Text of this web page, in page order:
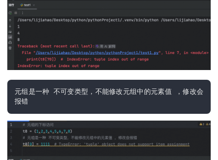
元组是一种 不可变类型，不能修改元组中的元素值 ，修改会
报错